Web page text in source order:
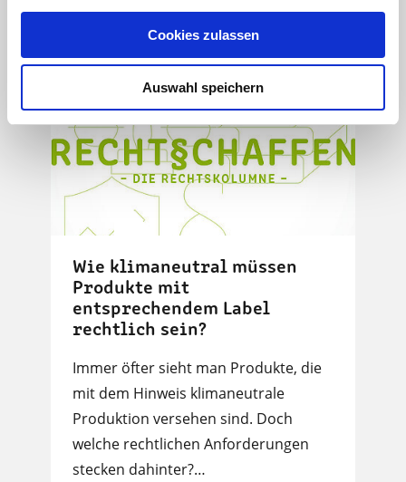
Cookies zulassen
Auswahl speichern
Wie klimaneutral müssen
Produkte mit
entsprechendem Label
rechtlich sein?
Immer öfter sieht man Produkte, die
mit dem Hinweis klimaneutrale
Produktion versehen sind. Doch
welche rechtlichen Anforderungen
stecken dahinter?…